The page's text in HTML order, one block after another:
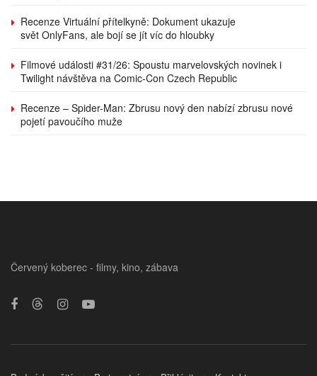
Recenze Virtuální přítelkyně: Dokument ukazuje
svět OnlyFans, ale bojí se jít víc do hloubky
Filmové události #31/26: Spoustu marvelovských novinek i
Twilight návštěva na Comic-Con Czech Republic
Recenze – Spider-Man: Zbrusu nový den nabízí zbrusu nové
pojetí pavoučího muže
Červený koberec - filmy, kino, zábava